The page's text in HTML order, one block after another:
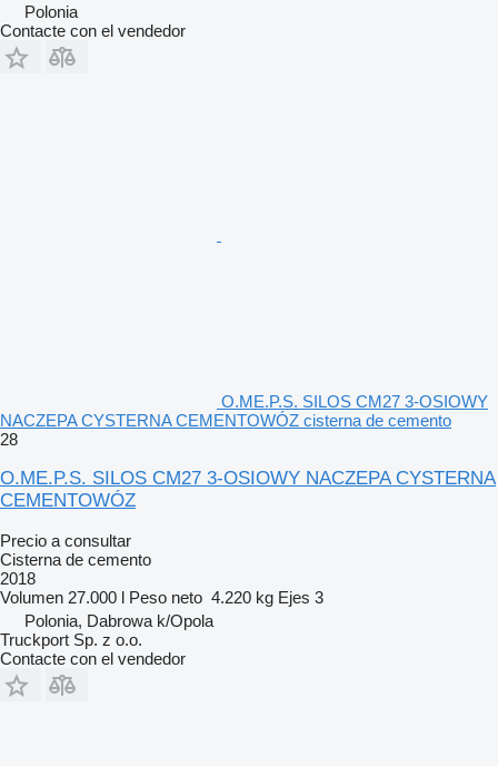
Polonia
Contacte con el vendedor
O.ME.P.S. SILOS CM27 3-OSIOWY
NACZEPA CYSTERNA CEMENTOWÓZ cisterna de cemento
28
O.ME.P.S. SILOS CM27 3-OSIOWY NACZEPA CYSTERNA
CEMENTOWÓZ
Precio a consultar
Cisterna de cemento
2018
Volumen 27.000 l Peso neto 4.220 kg Ejes 3
Polonia, Dabrowa k/Opola
Truckport Sp. z o.o.
Contacte con el vendedor